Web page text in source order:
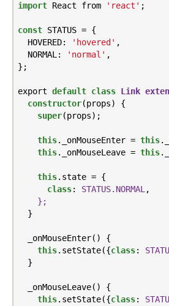
import React from 'react' ;
const STATUS = {
  HOVERED:
'hovered' ,
  NORMAL:
'normal' ,
};
export default class Link
constructor(props) {
super(props);
this._onMouseEnter = this
this._onMouseLeave = this
this.state = {
class: STATUS.NORMAL ,
};
  }
  _onMouseEnter() {
this.setState({class:
  }
  _onMouseLeave() {
this.setState({class: